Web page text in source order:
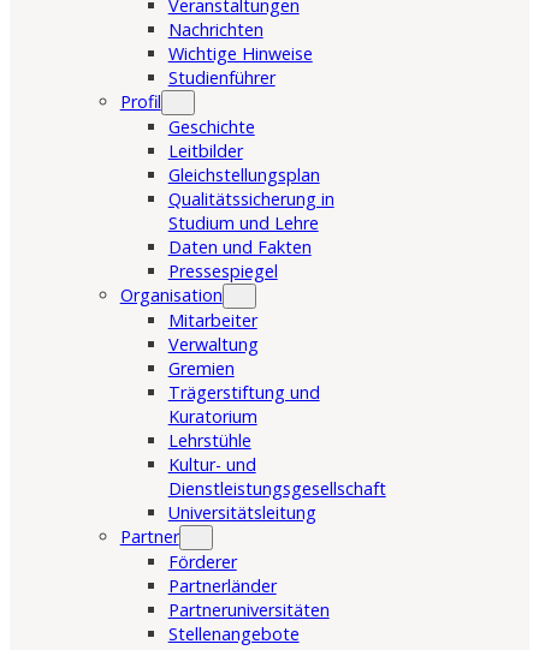
Veranstaltungen
Nachrichten
Wichtige Hinweise
Studienführer
Profil
Geschichte
Leitbilder
Gleichstellungsplan
Qualitätssicherung in
Studium und Lehre
Daten und Fakten
Pressespiegel
Organisation
Mitarbeiter
Verwaltung
Gremien
Trägerstiftung und
Kuratorium
Lehrstühle
Kultur- und
Dienstleistungsgesellschaft
Universitätsleitung
Partner
Förderer
Partnerländer
Partneruniversitäten
Stellenangebote